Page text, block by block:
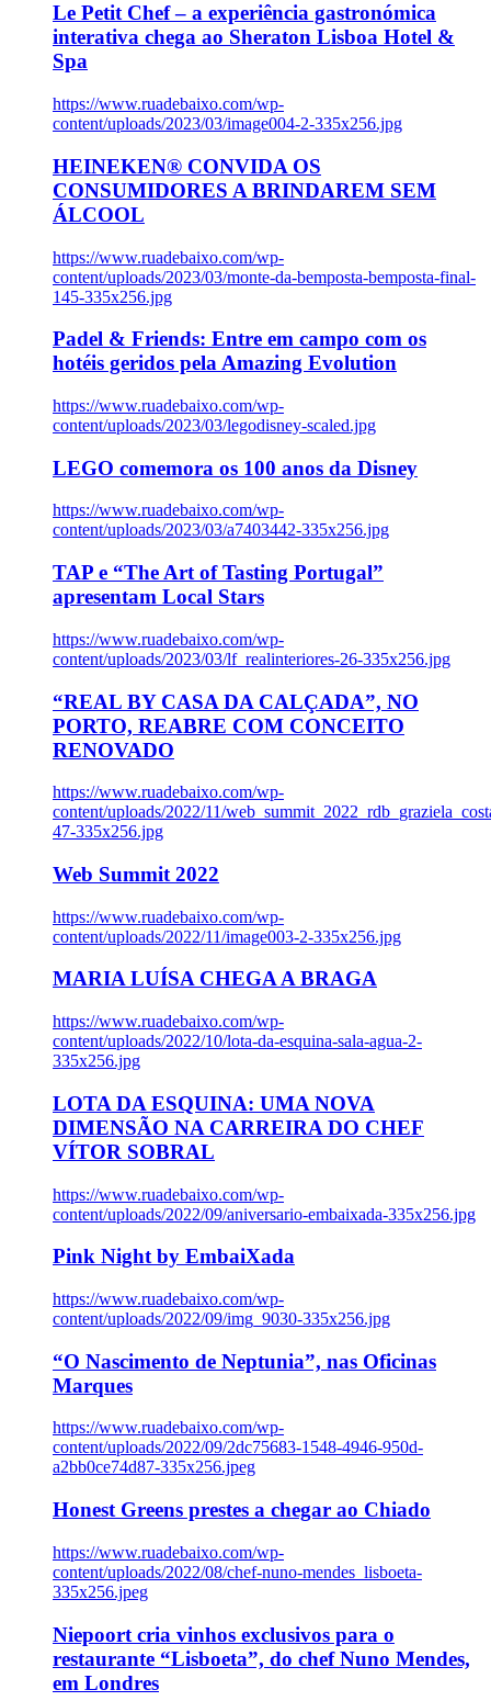
Le Petit Chef – a experiência gastronómica
interativa chega ao Sheraton Lisboa Hotel &
Spa
https://www.ruadebaixo.com/wp-
content/uploads/2023/03/image004-2-335x256.jpg
HEINEKEN® CONVIDA OS
CONSUMIDORES A BRINDAREM SEM
ÁLCOOL
https://www.ruadebaixo.com/wp-
content/uploads/2023/03/monte-da-bemposta-bemposta-final-
145-335x256.jpg
Padel & Friends: Entre em campo com os
hotéis geridos pela Amazing Evolution
https://www.ruadebaixo.com/wp-
content/uploads/2023/03/legodisney-scaled.jpg
LEGO comemora os 100 anos da Disney
https://www.ruadebaixo.com/wp-
content/uploads/2023/03/a7403442-335x256.jpg
TAP e “The Art of Tasting Portugal”
apresentam Local Stars
https://www.ruadebaixo.com/wp-
content/uploads/2023/03/lf_realinteriores-26-335x256.jpg
“REAL BY CASA DA CALÇADA”, NO
PORTO, REABRE COM CONCEITO
RENOVADO
https://www.ruadebaixo.com/wp-
content/uploads/2022/11/
47-335x256.jpg
Web Summit 2022
https://www.ruadebaixo.com/wp-
content/uploads/2022/11/image003-2-335x256.jpg
MARIA LUÍSA CHEGA A BRAGA
https://www.ruadebaixo.com/wp-
content/uploads/2022/10/lota-da-esquina-sala-agua-2-
335x256.jpg
LOTA DA ESQUINA: UMA NOVA
DIMENSÃO NA CARREIRA DO CHEF
VÍTOR SOBRAL
https://www.ruadebaixo.com/wp-
content/uploads/2022/09/aniversario-embaixada-335x256.jpg
Pink Night by EmbaiXada
https://www.ruadebaixo.com/wp-
content/uploads/2022/09/img_9030-335x256.jpg
“O Nascimento de Neptunia”, nas Oficinas
Marques
https://www.ruadebaixo.com/wp-
content/uploads/2022/09/2dc75683-1548-4946-950d-
a2bb0ce74d87-335x256.jpeg
Honest Greens prestes a chegar ao Chiado
https://www.ruadebaixo.com/wp-
content/uploads/2022/08/chef-nuno-mendes_lisboeta-
335x256.jpeg
Niepoort cria vinhos exclusivos para o
restaurante “Lisboeta”, do chef Nuno Mendes,
em Londres